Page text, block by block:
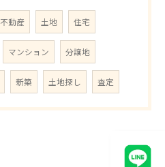
不動産 土地 住宅
マンション 分譲地
新築 土地探し 査定